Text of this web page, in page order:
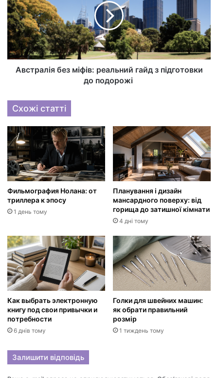
Австралія без міфів: реальний гайд з підготовки
до подорожі
Схожі статті
Фильмография Нолана: от
триллера к эпосу
1 день тому
Планування і дизайн
мансардного поверху: від
горища до затишної кімнати
4 дні тому
Как выбрать электронную
книгу под свои привычки и
потребности
6 днів тому
Голки для швейних машин:
як обрати правильний
розмір
1 тиждень тому
Залишити відповідь